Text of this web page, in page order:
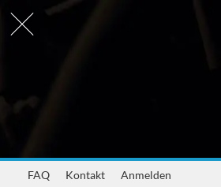
FAQ Kontakt Anmelden